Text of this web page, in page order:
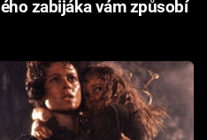
zabijáka vám způsobí